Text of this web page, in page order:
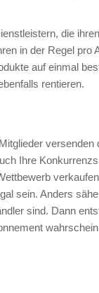
die
in der Regel pro
auf einmal
rentieren.
versenden
Ihre
sein. Anders
sind. Dann